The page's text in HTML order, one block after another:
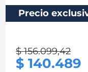
Precio
$ 156.099,42
$ 140.489
5.
optra
6.
mazda 3
chevrolet sail